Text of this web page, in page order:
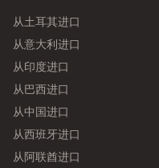
从土耳其进口
从意大利进口
从印度进口
从巴西进口
从中国进口
从西班牙进口
从阿联酋进口